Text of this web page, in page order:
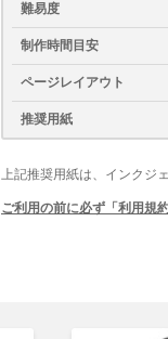
難易度
制作時間目安
ページレイアウト
推奨用紙
上記推奨用紙は、インクジ
ご利用の前に必ず「利用規